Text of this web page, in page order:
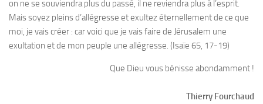
on ne se souviendra plus du passé, il ne reviendra plus à l’esprit.
Mais soyez pleins d’allégresse et exultez éternellement de ce que
moi, je vais créer : car voici que je vais faire de Jérusalem une
exultation et de mon peuple une allégresse. (Isaïe 65, 17-19)
Que Dieu vous bénisse abondamment !
Thierry Fourchaud